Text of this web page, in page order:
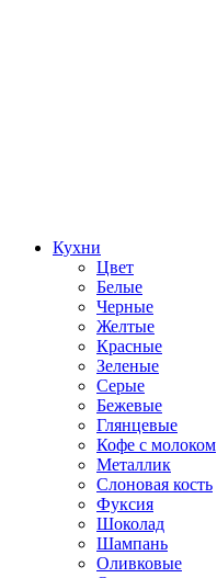
Кухни
Цвет
Белые
Черные
Желтые
Красные
Зеленые
Серые
Бежевые
Глянцевые
Кофе с молоком
Металлик
Слоновая кость
Фуксия
Шоколад
Шампань
Оливковые